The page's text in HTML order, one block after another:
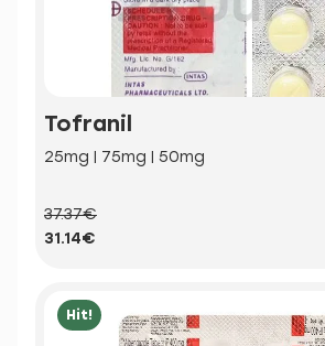
Tofranil
25mg | 75mg | 50mg
37.37€
31.14€
Hit!